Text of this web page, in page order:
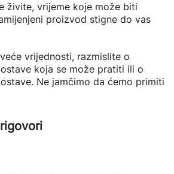
živite, vrijeme koje može biti
proizvod stigne do vas
vrijednosti, razmislite o
koja se može pratiti ili o
Ne jamčimo da ćemo primiti